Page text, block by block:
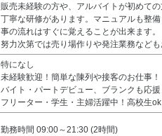
販売未経験の方や、アルバイトが初めての
丁寧な研修があります。マニュアルも整
事の流れはすぐに覚えることが出来ます。
努力次第では売り場作りや発注業務など
特になし
未経験歓迎！簡単な陳列や接客のお仕事！
バイト・パートデビュー、ブランクも応援
フリーター・学生・主婦活躍中！高校生ok
勤務時間 09:00～21:30 (2時間)